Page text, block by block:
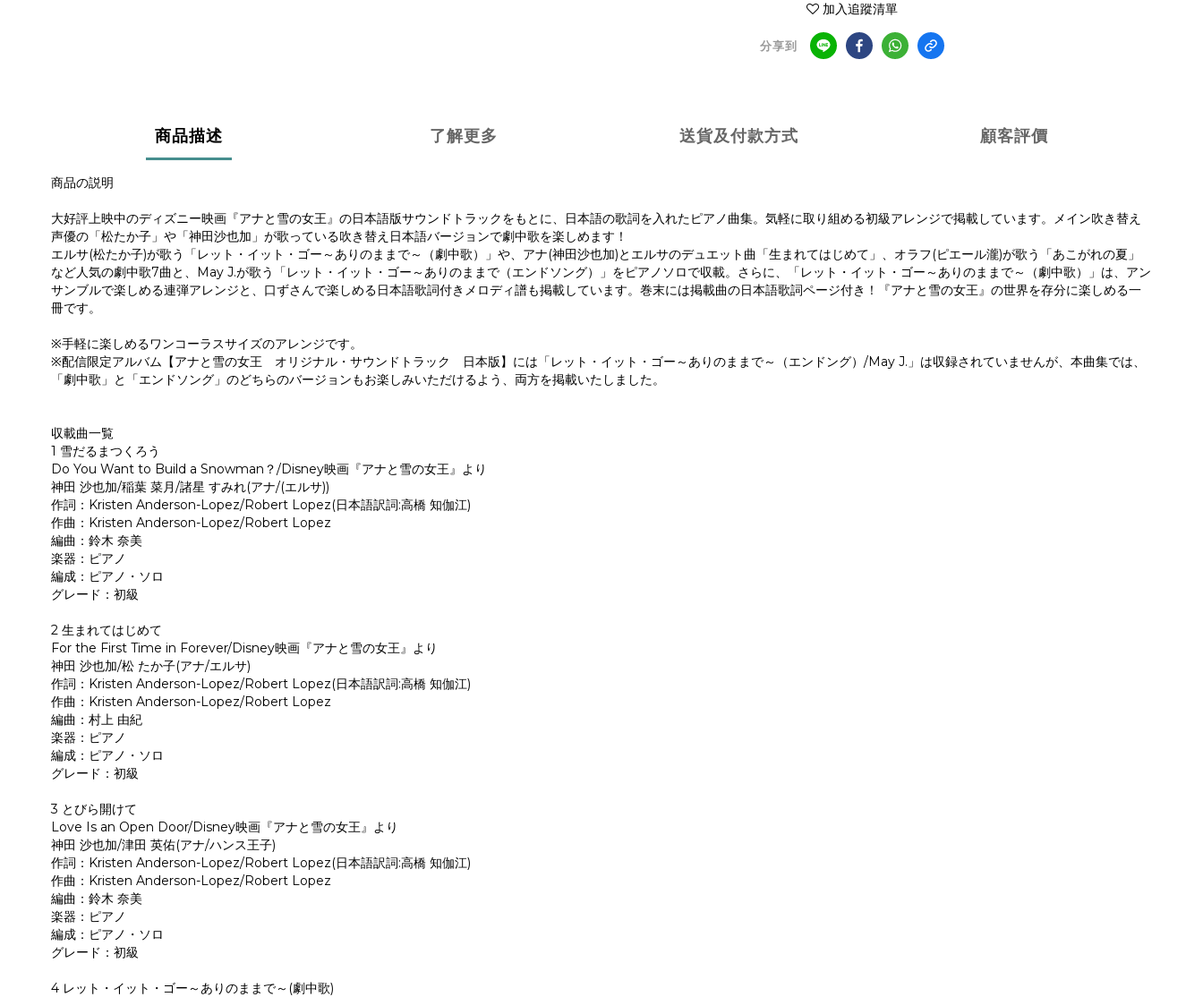
加入追蹤清單
分享到
商品描述 了解更多 送貨及付款方式 顧客評價
商品の説明
大好評上映中のディズニー映画『アナと雪の女王』の日本語版サウンドトラックをもとに、日本語の歌詞を入れたピアノ曲集。気軽に取り組める初級アレンジで掲載しています。メイン吹き替え
声優の「松たか子」や「神田沙也加」が歌っている吹き替え日本語バージョンで劇中歌を楽しめます！
エルサ(松たか子)が歌う「レット・イット・ゴー～ありのままで～（劇中歌）」や、アナ(神田沙也加)とエルサのデュエット曲「生まれてはじめて」、オラフ(ピエール瀧)が歌う「あこがれの夏」
など人気の劇中歌7曲と、May J.が歌う「レット・イット・ゴー～ありのままで（エンドソング）」をピアノソロで収載。さらに、「レット・イット・ゴー～ありのままで～（劇中歌）」は、アン
サンブルで楽しめる連弾アレンジと、口ずさんで楽しめる日本語歌詞付きメロディ譜も掲載しています。巻末には掲載曲の日本語歌詞ページ付き！『アナと雪の女王』の世界を存分に楽しめる一
冊です。
※手軽に楽しめるワンコーラスサイズのアレンジです。
※配信限定アルバム【アナと雪の女王 オリジナル・サウンドトラック 日本版】には「レット・イット・ゴー～ありのままで～（エンドング）/May J.」は収録されていませんが、本曲集では、
「劇中歌」と「エンドソング」のどちらのバージョンもお楽しみいただけるよう、両方を掲載いたしました。
収載曲一覧
1 雪だるまつくろう
Do You Want to Build a Snowman？/Disney映画『アナと雪の女王』より
神田 沙也加/稲葉 菜月/諸星 すみれ(アナ/(エルサ))
作詞：Kristen Anderson-Lopez/Robert Lopez(日本語訳詞:高橋 知伽江)
作曲：Kristen Anderson-Lopez/Robert Lopez
編曲：鈴木 奈美
楽器：ピアノ
編成：ピアノ・ソロ
グレード：初級
2 生まれてはじめて
For the First Time in Forever/Disney映画『アナと雪の女王』より
神田 沙也加/松 たか子(アナ/エルサ)
作詞：Kristen Anderson-Lopez/Robert Lopez(日本語訳詞:高橋 知伽江)
作曲：Kristen Anderson-Lopez/Robert Lopez
編曲：村上 由紀
楽器：ピアノ
編成：ピアノ・ソロ
グレード：初級
3 とびら開けて
Love Is an Open Door/Disney映画『アナと雪の女王』より
神田 沙也加/津田 英佑(アナ/ハンス王子)
作詞：Kristen Anderson-Lopez/Robert Lopez(日本語訳詞:高橋 知伽江)
作曲：Kristen Anderson-Lopez/Robert Lopez
編曲：鈴木 奈美
楽器：ピアノ
編成：ピアノ・ソロ
グレード：初級
4 レット・イット・ゴー～ありのままで～(劇中歌)